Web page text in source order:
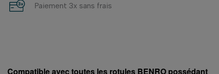
Paiement 3x sans frais
Compatible avec toutes les rotules BENRO possédant